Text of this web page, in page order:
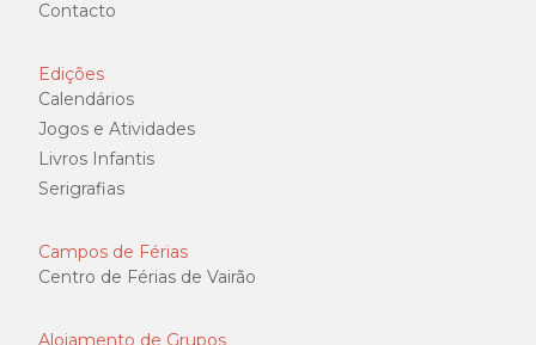
Contacto
Edições
Calendários
Jogos e Atividades
Livros Infantis
Serigrafias
Campos de Férias
Centro de Férias de Vairão
Alojamento de Grupos